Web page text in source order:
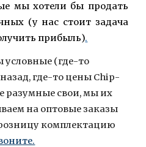
мы хотели бы продать
(у нас стоит задача
прибыль).
условные (где-то
где-то цены Chip-
разумные свои, мы их
на оптовые заказы
комплектацию